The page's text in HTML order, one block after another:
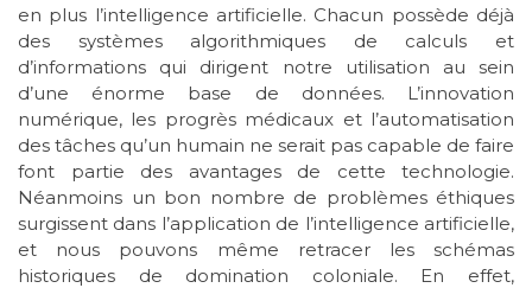
en plus l’intelligence artificielle. Chacun possède déjà
des systèmes algorithmiques de calculs et
d’informations qui dirigent notre utilisation au sein
d’une énorme base de données. L’innovation
numérique, les progrès médicaux et l’automatisation
des tâches qu’un humain ne serait pas capable de faire
font partie des avantages de cette technologie.
Néanmoins un bon nombre de problèmes éthiques
surgissent dans l’application de l’intelligence artificielle,
et nous pouvons même retracer les schémas
historiques de domination coloniale. En effet,